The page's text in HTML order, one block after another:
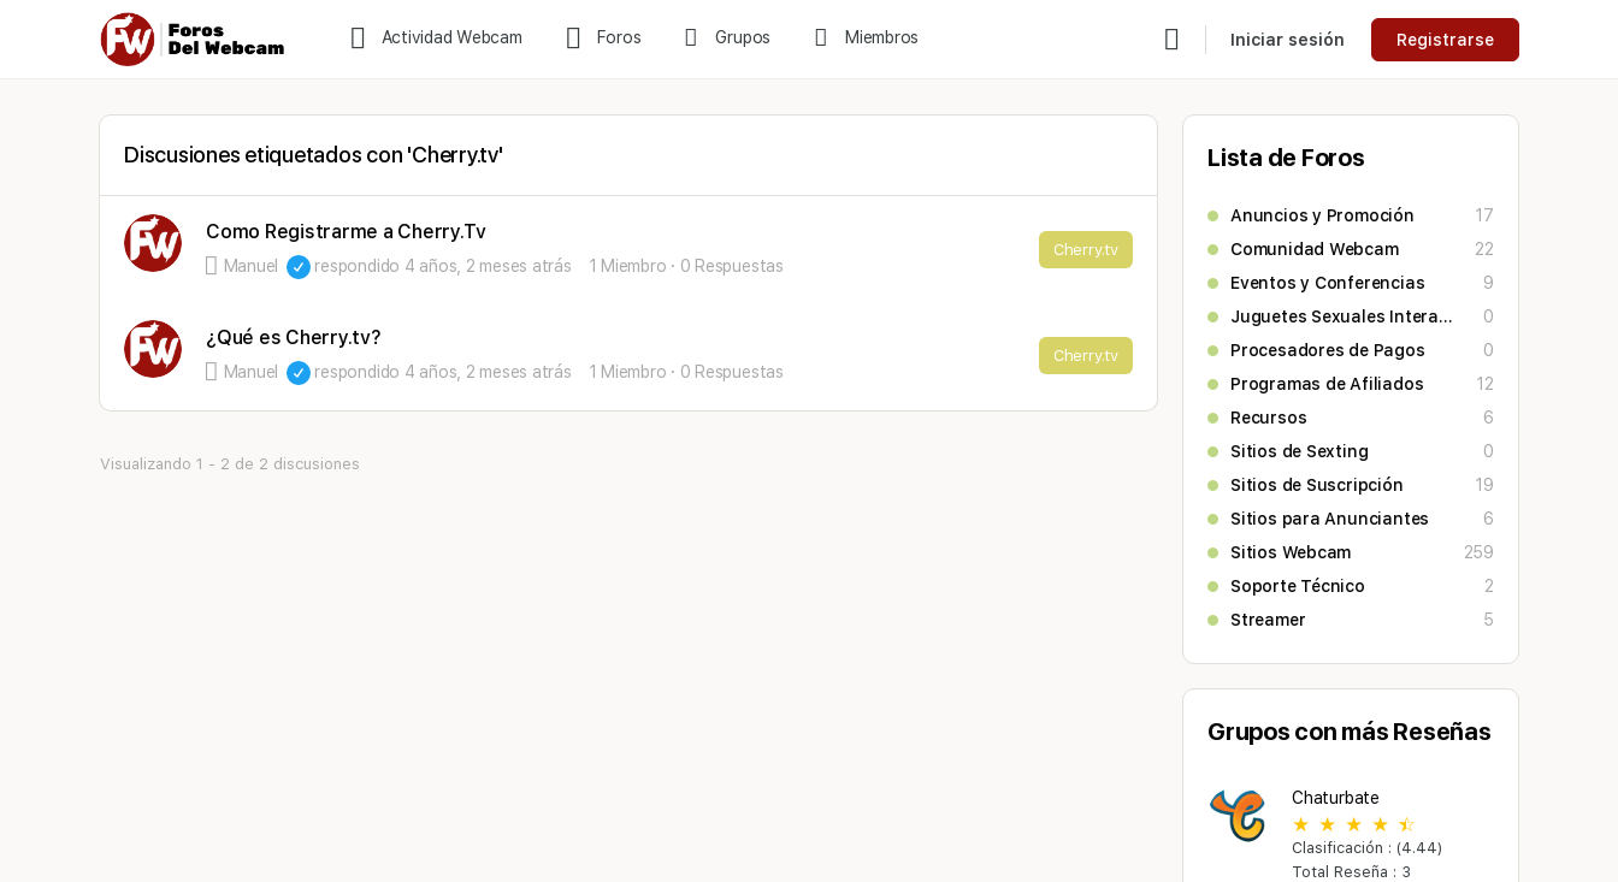
Actividad Webcam Foros Grupos Miembros Iniciar sesión Registrarse
Discusiones etiquetados con 'Cherry.tv'
Como Registrarme a Cherry.Tv
Manuel respondido 4 años, 2 meses atrás 1 Miembro · 0 Respuestas
Cherry.tv
¿Qué es Cherry.tv?
Manuel respondido 4 años, 2 meses atrás 1 Miembro · 0 Respuestas
Cherry.tv
Visualizando 1 - 2 de 2 discusiones
Lista de Foros
Anuncios y Promoción
17
Comunidad Webcam
22
Eventos y Conferencias
9
Juguetes Sexuales Interactivos
0
Procesadores de Pagos
0
Programas de Afiliados
12
Recursos
6
Sitios de Sexting
0
Sitios de Suscripción
19
Sitios para Anunciantes
6
Sitios Webcam
259
Soporte Técnico
2
Streamer
5
Grupos con más Reseñas
Chaturbate
Clasificación : (4.44)
Total Reseña : 3